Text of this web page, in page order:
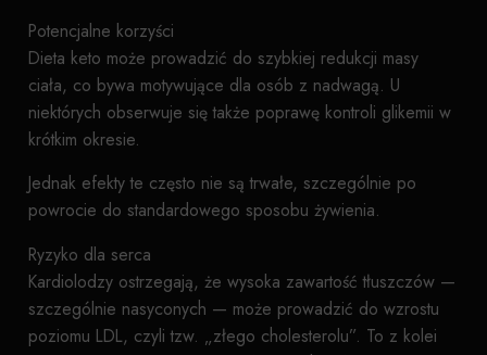
Potencjalne korzyści
Dieta keto może prowadzić do szybkiej redukcji masy
ciała, co bywa motywujące dla osób z nadwagą. U
niektórych obserwuje się także poprawę kontroli glikemii w
krótkim okresie.
Jednak efekty te często nie są trwałe, szczególnie po
powrocie do standardowego sposobu żywienia.
Ryzyko dla serca
Kardiolodzy ostrzegają, że wysoka zawartość tłuszczów —
szczególnie nasyconych — może prowadzić do wzrostu
poziomu LDL, czyli tzw. „złego cholesterolu”. To z kolei